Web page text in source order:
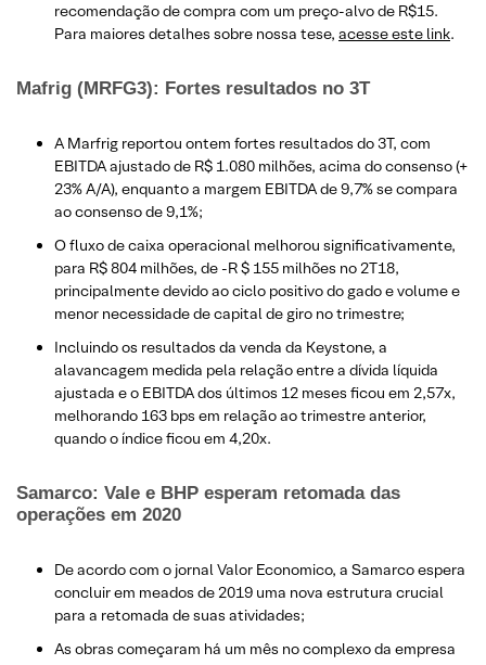
recomendação de compra com um preço-alvo de R$15.
Para maiores detalhes sobre nossa tese, acesse este link.
Mafrig (MRFG3): Fortes resultados no 3T
A Marfrig reportou ontem fortes resultados do 3T, com
EBITDA ajustado de R$ 1.080 milhões, acima do consenso (+
23% A/A), enquanto a margem EBITDA de 9,7% se compara
ao consenso de 9,1%;
O fluxo de caixa operacional melhorou significativamente,
para R$ 804 milhões, de -R $ 155 milhões no 2T18,
principalmente devido ao ciclo positivo do gado e volume e
menor necessidade de capital de giro no trimestre;
Incluindo os resultados da venda da Keystone, a
alavancagem medida pela relação entre a dívida líquida
ajustada e o EBITDA dos últimos 12 meses ficou em 2,57x,
melhorando 163 bps em relação ao trimestre anterior,
quando o índice ficou em 4,20x​.
Samarco: Vale e BHP esperam retomada das
operações em 2020
De acordo com o jornal Valor Economico, a Samarco espera
concluir em meados de 2019 uma nova estrutura crucial
para a retomada de suas atividades​;
As obras começaram há um mês no complexo da empresa